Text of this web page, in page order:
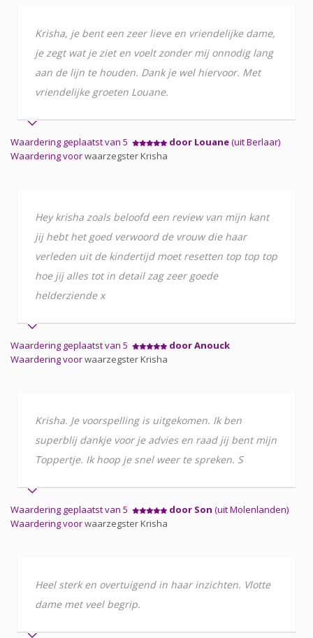
Krisha, je bent een zeer lieve en vriendelijke dame,
je zegt wat je ziet en voelt zonder mij onnodig lang
aan de lijn te houden. Dank je wel hiervoor. Met
vriendelijke groeten Louane.
Waardering geplaatst van 5 door Louane(uit Berlaar)
Waardering voorwaarzegster Krisha
Hey krisha zoals beloofd een review van mijn kant
jij hebt het goed verwoord de vrouw die haar
verleden uit de kindertijd moet resetten top top top
hoe jij alles tot in detail zag zeer goede
helderziende x
Waardering geplaatst van 5
door Anouck
Waardering voorwaarzegster Krisha
Krisha. Je voorspelling is uitgekomen. Ik ben
superblij dankje voor je advies en raad jij bent mijn
Toppertje. Ik hoop je snel weer te spreken. S
Waardering geplaatst van 5 door Son (uit Molenlanden)
Waardering voorwaarzegster Krisha
Heel sterk en overtuigend in haar inzichten. Vlotte
dame met veel begrip.